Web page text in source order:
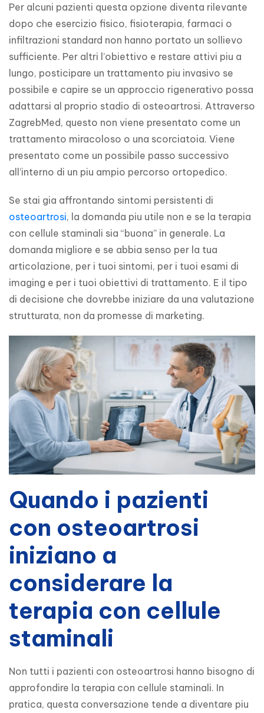
Per alcuni pazienti questa opzione diventa rilevante
dopo che esercizio fisico, fisioterapia, farmaci o
infiltrazioni standard non hanno portato un sollievo
sufficiente. Per altri l’obiettivo e restare attivi piu a
lungo, posticipare un trattamento piu invasivo se
possibile e capire se un approccio rigenerativo possa
adattarsi al proprio stadio di osteoartrosi. Attraverso
ZagrebMed, questo non viene presentato come un
trattamento miracoloso o una scorciatoia. Viene
presentato come un possibile passo successivo
all’interno di un piu ampio percorso ortopedico.
osteoartrosi, la domanda piu utile non e se la terapia
con cellule staminali sia “buona” in generale. La
domanda migliore e se abbia senso per la tua
articolazione, per i tuoi sintomi, per i tuoi esami di
imaging e per i tuoi obiettivi di trattamento. E il tipo
di decisione che dovrebbe iniziare da una valutazione
strutturata, non da promesse di marketing.
Quando i pazienti
con osteoartrosi
iniziano a
considerare la
terapia con cellule
staminali
Non tutti i pazienti con osteoartrosi hanno bisogno di
approfondire la terapia con cellule staminali. In
pratica, questa conversazione tende a diventare piu